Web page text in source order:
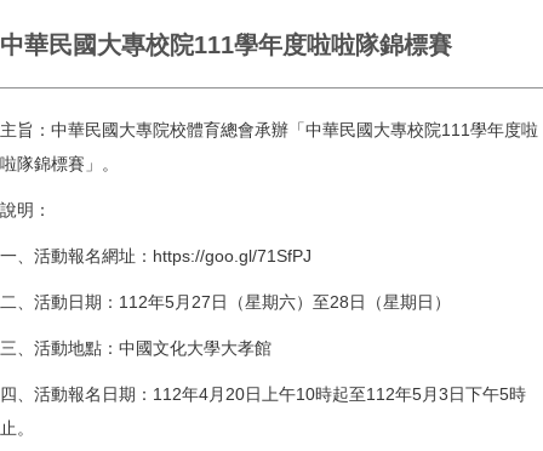
中華民國大專校院111學年度啦啦隊錦標賽
主旨：中華民國大專院校體育總會承辦「中華民國大專校院111學年度啦
啦隊錦標賽 」。
說明：
一、活動報名網址： https://goo.gl/71SfPJ
二、活動日期：112年5月27日（星期六）至28日（星期日）
三、活動地點：中國文化大學大孝館
四、活動報名日期：112年4月20日上午10時起至112年5月3日下午5時
止。